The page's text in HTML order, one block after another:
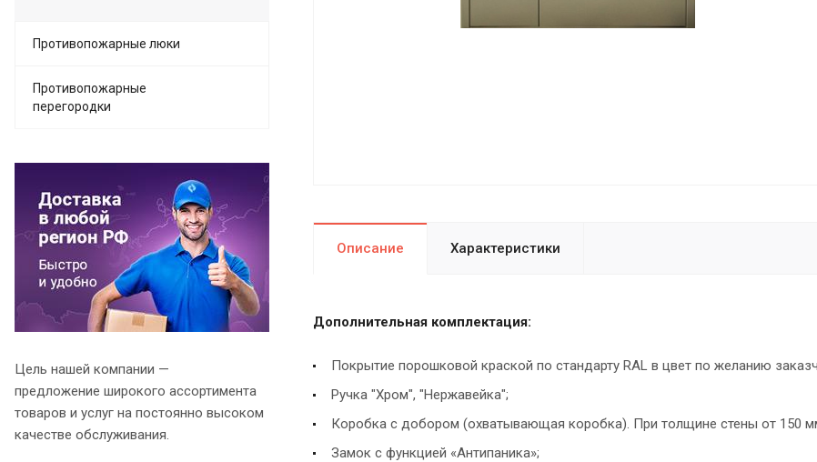
Описание Характеристики
Дополнительная комплектация:
Покрытие порошковой краской по стандарту RAL в цвет по желанию
Ручка "Хром", "Нержавейка";
Коробка с добором (охватывающая коробка). При толщине стены от 150
Замок с функцией «Антипаника»;
Противопожарные люки
Противопожарные
перегородки
Цель нашей компании —
предложение широкого ассортимента
товаров и услуг на постоянно высоком
качестве обслуживания.